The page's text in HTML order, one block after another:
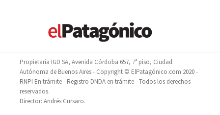
Propietaria IGD SA, Avenida Córdoba 657, 7° piso, Ciudad
Autónoma de Buenos Aires - Copyright © ElPatagónico.com 2020 -
RNPI En trámite - Registro DNDA en trámite - Todos los derechos
reservados.
Director: Andrés Cursaro.